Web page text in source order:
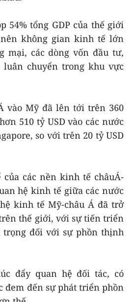
54% tổng GDP của thế giới
không gian kinh tế lớn
mại, các dòng vốn đầu tư,
chuyển trong khu vực
vào Mỹ đã lên tới trên 360
510 tỷ USD vào các nước
so với trên 20 tỷ USD
các nền kinh tế châuÁ-
hệ kinh tế giữa các nước
kinh tế Mỹ-châu Á đã trở
thế giới, với sự tiến triển
đối với sự phồn thịnh
đẩy quan hệ đối tác, có
đem đến sự phát triển phồn